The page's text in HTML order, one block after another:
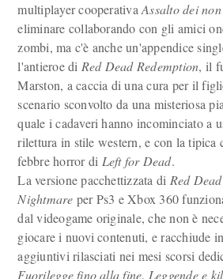
multiplayer cooperativaAssalto dei
eliminare collaborando con gli amici
zombi, ma c'è anche un'appendice
l'antieroe di Red Dead Redemption, il
Marston, a caccia di una cura per il
scenario sconvolto da una misteriosa
quale i cadaveri hanno incominciato a
rilettura in stile western, e con la tipica
febbre horror di Left for Dead.
La versione pacchettizzata di Red
Nightmare per Ps3 e Xbox 360
dal videogame originale, che non è
giocare i nuovi contenuti, e racchiude
aggiuntivi rilasciati nei mesi scorsi
Fuorilegge fino alla fine, Leggende e